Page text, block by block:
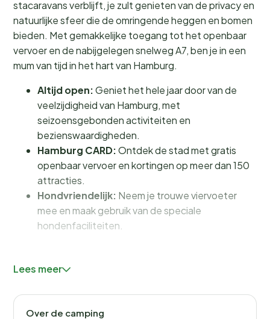
stacaravans verblijft, je zult genieten van de privacy en
natuurlijke sfeer die de omringende heggen en bomen
bieden. Met gemakkelijke toegang tot het openbaar
vervoer en de nabijgelegen snelweg A7, ben je in een
mum van tijd in het hart van Hamburg.
Altijd open:Geniet het hele jaar door van de
veelzijdigheid van Hamburg, met
seizoensgebonden activiteiten en
bezienswaardigheden.
Hamburg CARD:Ontdek de stad met gratis
openbaar vervoer en kortingen op meer dan 150
attracties.
Hondvriendelijk: Neem je trouwe viervoeter
mee en maak gebruik van de speciale
hondenfaciliteiten.
jong en oud
Bij KNAUS Campingpark Hamburg vind je alles wat je
Lees meer
Over de camping